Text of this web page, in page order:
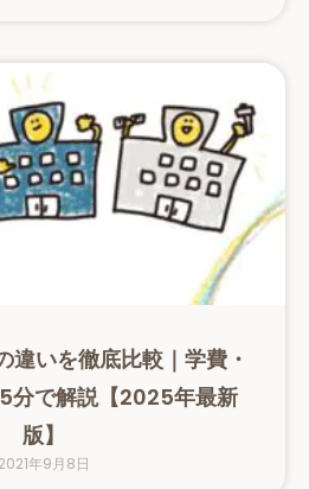
違いを徹底比較｜学費・
分で解説【2025年最新
版】
2021年9月8日